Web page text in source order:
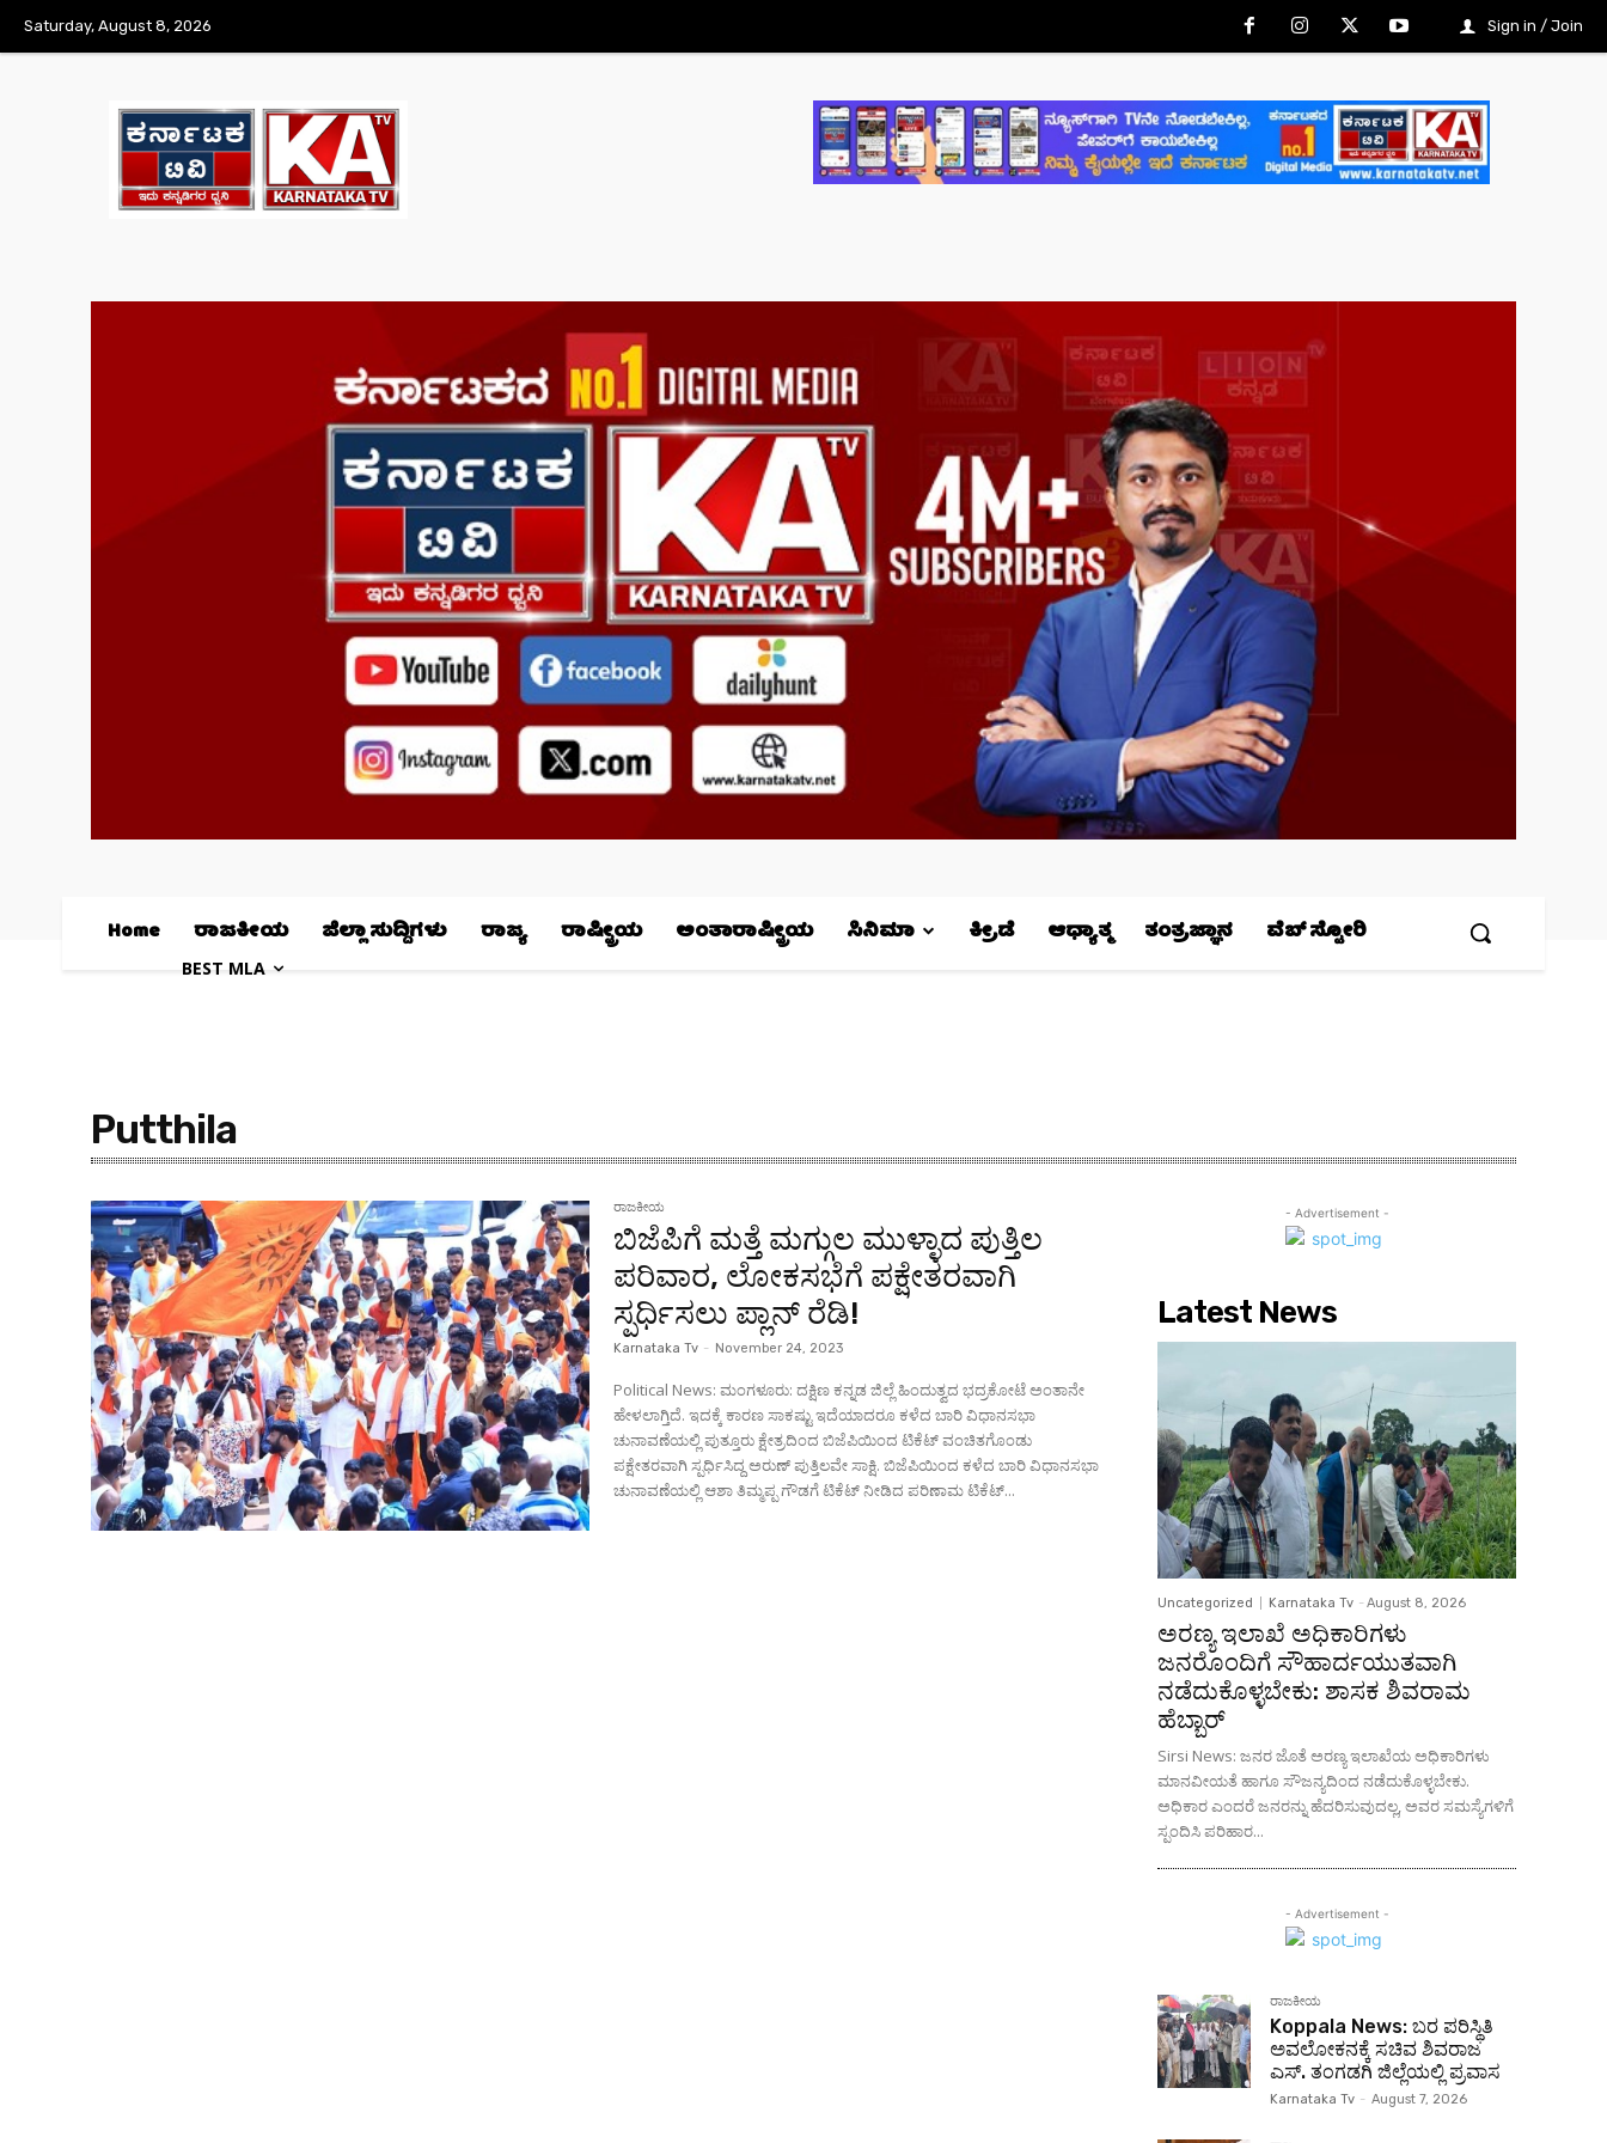
Saturday, August 8, 2026 Sign in / Join
Home ರಾಜಕೀಯ ಜಿಲ್ಲಾ ಸುದ್ದಿಗಳು ರಾಜ್ಯ ರಾಷ್ಟ್ರೀಯ ಅಂತಾರಾಷ್ಟ್ರೀಯ ಸಿನಿಮಾ ಕ್ರೀಡೆ ಆಧ್ಯಾತ್ಮ ತಂತ್ರಜ್ಞಾನ ವೆಬ್ ಸ್ಟೋರಿ
BEST MLA
Putthila
ರಾಜಕೀಯ
ಬಿಜೆಪಿಗೆ ಮತ್ತೆ ಮಗ್ಗುಲ ಮುಳ್ಳಾದ ಪುತ್ತಿಲ
ಪರಿವಾರ, ಲೋಕಸಭೆಗೆ ಪಕ್ಷೇತರವಾಗಿ
ಸ್ಪರ್ಧಿಸಲು ಪ್ಲಾನ್ ರೆಡಿ!
Karnataka Tv - November 24, 2023
Political News: ಮಂಗಳೂರು: ದಕ್ಷಿಣ ಕನ್ನಡ ಜಿಲ್ಲೆ ಹಿಂದುತ್ವದ ಭದ್ರಕೋಟೆ ಅಂತಾನೇ
ಹೇಳಲಾಗ್ತಿದೆ. ಇದಕ್ಕೆ ಕಾರಣ ಸಾಕಷ್ಟು ಇದೆಯಾದರೂ ಕಳೆದ ಬಾರಿ ವಿಧಾನಸಭಾ
ಚುನಾವಣೆಯಲ್ಲಿ ಪುತ್ತೂರು ಕ್ಷೇತ್ರದಿಂದ ಬಿಜೆಪಿಯಿಂದ ಟಿಕೆಟ್‌ ವಂಚಿತಗೊಂಡು
ಪಕ್ಷೇತರವಾಗಿ ಸ್ಪರ್ಧಿಸಿದ್ದ ಅರುಣ್ ಪುತ್ತಿಲವೇ ಸಾಕ್ಷಿ. ಬಿಜೆಪಿಯಿಂದ ಕಳೆದ ಬಾರಿ ವಿಧಾನಸಭಾ
ಚುನಾವಣೆಯಲ್ಲಿ ಆಶಾ ತಿಮ್ಮಪ್ಪ ಗೌಡಗೆ ಟಿಕೆಟ್ ನೀಡಿದ ಪರಿಣಾಮ ಟಿಕೆಟ್...
- Advertisement -
Latest News
Uncategorized Karnataka Tv - August 8, 2026
ಅರಣ್ಯ ಇಲಾಖೆ ಅಧಿಕಾರಿಗಳು
ಜನರೊಂದಿಗೆ ಸೌಹಾರ್ದಯುತವಾಗಿ
ನಡೆದುಕೊಳ್ಳಬೇಕು: ಶಾಸಕ ಶಿವರಾಮ
ಹೆಬ್ಬಾರ್
Sirsi News: ಜನರ ಜೊತೆ ಅರಣ್ಯ ಇಲಾಖೆಯ ಅಧಿಕಾರಿಗಳು
ಮಾನವೀಯತೆ ಹಾಗೂ ಸೌಜನ್ಯದಿಂದ ನಡೆದುಕೊಳ್ಳಬೇಕು.
ಅಧಿಕಾರ ಎಂದರೆ ಜನರನ್ನು ಹೆದರಿಸುವುದಲ್ಲ, ಅವರ ಸಮಸ್ಯೆಗಳಿಗೆ
ಸ್ಪಂದಿಸಿ ಪರಿಹಾರ...
- Advertisement -
ರಾಜಕೀಯ
Koppala News: ಬರ ಪರಿಸ್ಥಿತಿ
ಅವಲೋಕನಕ್ಕೆ ಸಚಿವ ಶಿವರಾಜ
ಎಸ್. ತಂಗಡಗಿ ಜಿಲ್ಲೆಯಲ್ಲಿ ಪ್ರವಾಸ
Karnataka Tv - August 7, 2026